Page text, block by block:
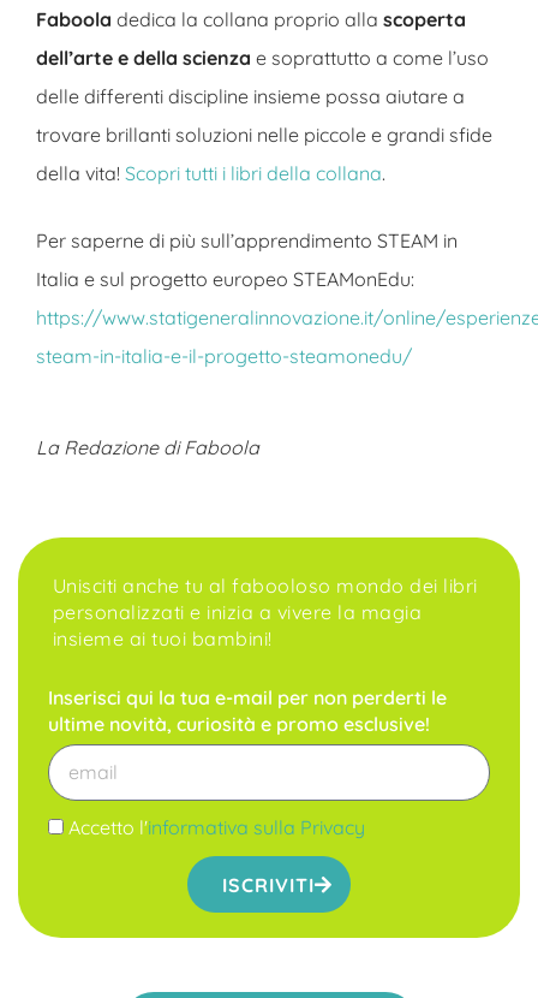
Faboola dedica la collana proprio alla scoperta
dell’arte e della scienza e soprattutto a come l’uso
delle differenti discipline insieme possa aiutare a
trovare brillanti soluzioni nelle piccole e grandi sfide
della vita! Scopri tutti i libri della collana.
Per saperne di più sull’apprendimento STEAM in
Italia e sul progetto europeo STEAMonEdu:
https://www.statigeneralinnovazione.it/online/
steam-in-italia-e-il-progetto-steamonedu/
La Redazione di Faboola
Unisciti anche tu al fabooloso mondo dei libri
personalizzati e inizia a vivere la magia
insieme ai tuoi bambini!
Inserisci qui la tua e-mail per non perderti le
ultime novità, curiosità e promo esclusive!
Accetto l'informativa sulla Privacy
ISCRIVITI